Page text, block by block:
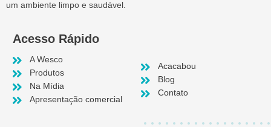
um ambiente limpo e saudável.
Acesso Rápido
A Wesco
Produtos
Na Mídia
Apresentação comercial
Acacabou
Blog
Contato